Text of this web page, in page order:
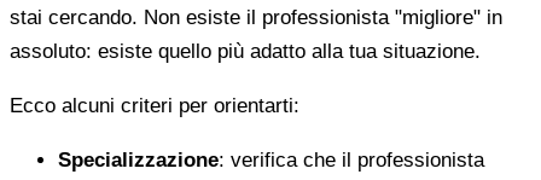
stai cercando. Non esiste il professionista "migliore" in
assoluto: esiste quello più adatto alla tua situazione.
Ecco alcuni criteri per orientarti:
Specializzazione: verifica che il professionista